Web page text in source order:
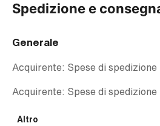
Generale
Acquirente: Spese di spedizione
Acquirente: Spese di spedizione
Altro
Spedizione e